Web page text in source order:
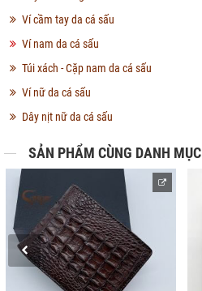
Ví cầm tay da cá sấu
Ví nam da cá sấu
Túi xách - Cặp nam da cá sấu
Ví nữ da cá sấu
Dây nịt nữ da cá sấu
SẢN PHẨM CÙNG DANH MỤC